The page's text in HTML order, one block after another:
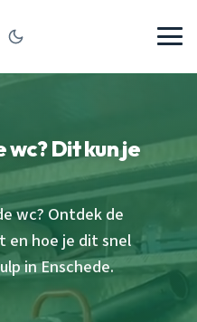
Dit kun je
wc? Ontdek de
en hoe je dit snel
in Enschede.